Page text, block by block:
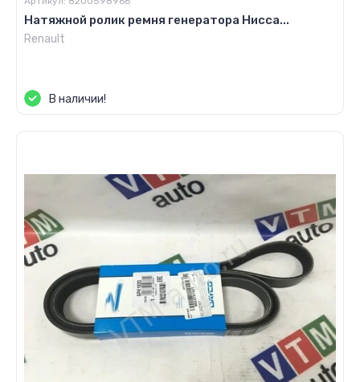
Натяжной ролик ремня генератора Нисса...
Renault
В наличии!